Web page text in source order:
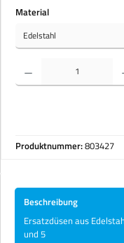
Materialauswählen
Produkt Anzahl: Gib den
Produktnummer:803427
Beschreibung
Ersatzdüsen aus
und 5